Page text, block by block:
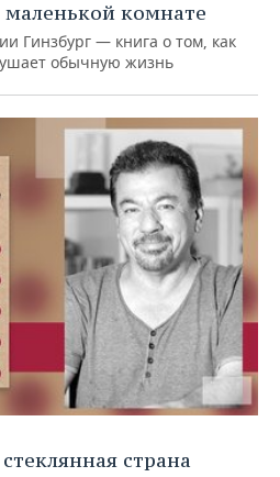
комнате
Гинзбург — книга о том, как
обычную жизнь
страна